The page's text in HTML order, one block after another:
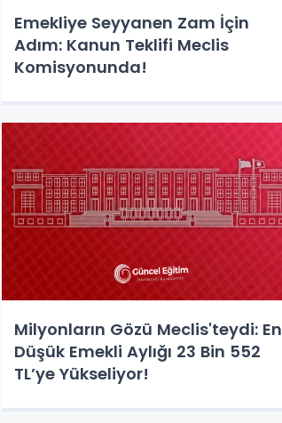
Emekliye Seyyanen Zam İçin
Adım: Kanun Teklifi Meclis
Komisyonunda!
Milyonların Gözü Meclis'teydi: En
Düşük Emekli Aylığı 23 Bin 552
TL’ye Yükseliyor!